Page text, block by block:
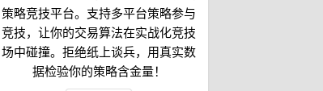
策略竞技平台。支持多平台策略参与
竞技，让你的交易算法在实战化竞技
场中碰撞。拒绝纸上谈兵，用真实数
据检验你的策略含金量！